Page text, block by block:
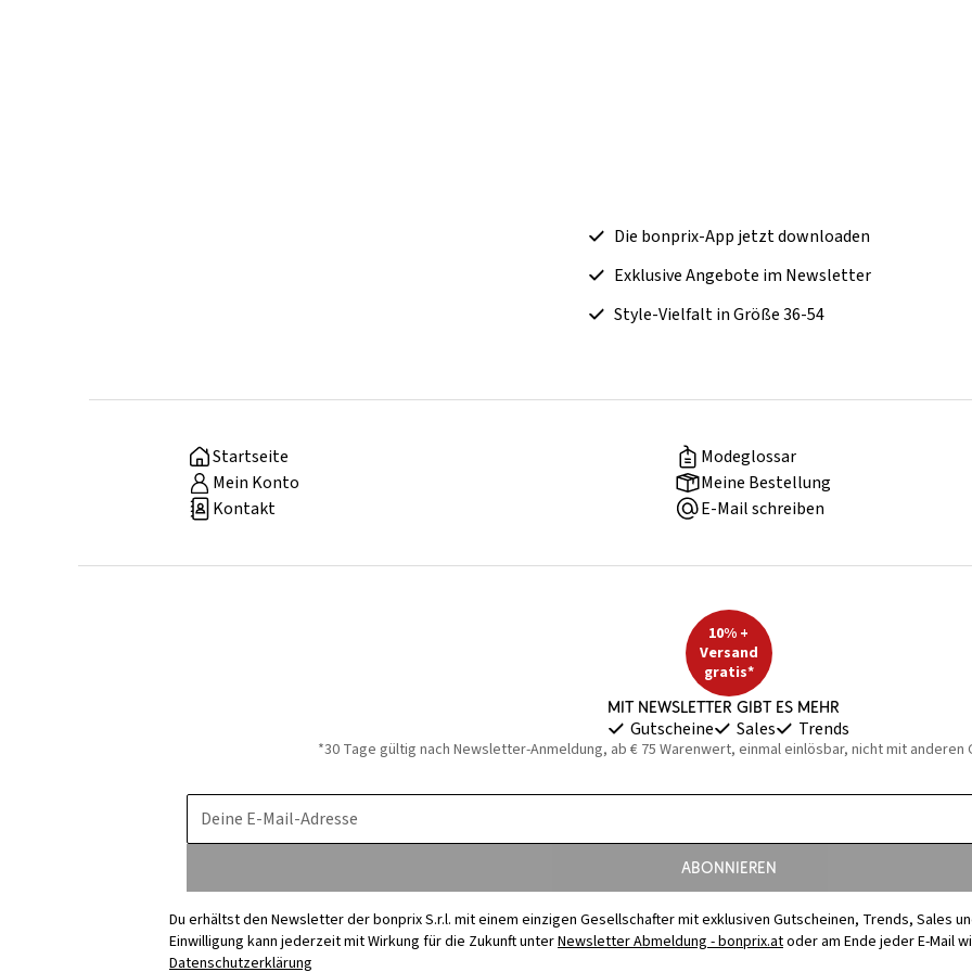
Die bonprix-App jetzt downloaden
Exklusive Angebote im Newsletter
Style-Vielfalt in Größe 36-54
Startseite
Modeglossar
Mein Konto
Meine Bestellung
Kontakt
E-Mail schreiben
10% +
Versand
gratis*
Mit Newsletter gibt es mehr
Gutscheine Sales Trends
*30 Tage gültig nach Newsletter-Anmeldung, ab € 75 Warenwert, einmal einlösbar, nicht mit
Deine E-Mail-Adresse
Abonnieren
Du erhältst den Newsletter der bonprix S.r.l. mit einem einzigen Gesellschafter mit exklusiven Gutscheinen, Trends, Sales
Einwilligung kann jederzeit mit Wirkung für die Zukunft unterNewsletter Abmeldung - bonprix.atoder am Ende jeder E-Mail
Datenschutzerklärung